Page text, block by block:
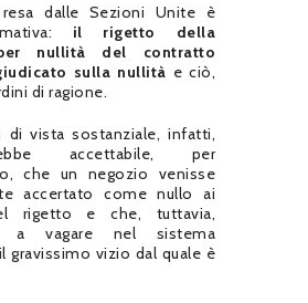
dalle Sezioni Unite è
il rigetto della
nullità del contratto
sulla nullità e ciò,
di ragione.
di vista sostanziale, infatti,
accettabile, per
che un negozio venisse
accertato come nullo ai
rigetto e che, tuttavia,
a vagare nel sistema
gravissimo vizio dal quale è